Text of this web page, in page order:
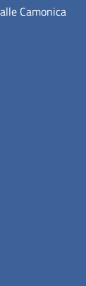
Camonica